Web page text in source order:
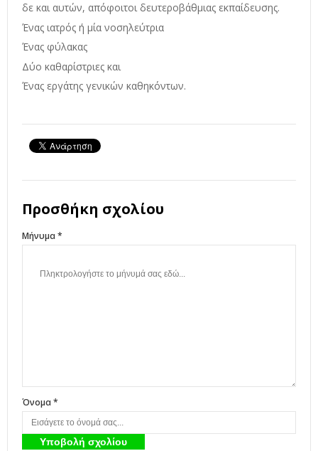
δε και αυτών, απόφοιτοι δευτεροβάθμιας εκπαίδευσης.
Ένας ιατρός ή μία νοσηλεύτρια
Ένας φύλακας
Δύο καθαρίστριες και
Ένας εργάτης γενικών καθηκόντων.
Προσθήκη σχολίου
Μήνυμα *
Όνομα *